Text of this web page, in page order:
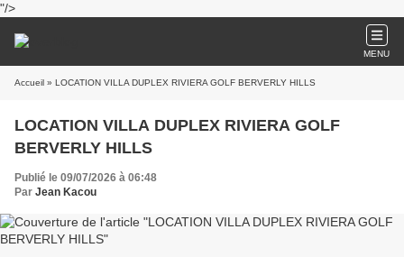
"/>
MENU
Accueil » LOCATION VILLA DUPLEX RIVIERA GOLF BERVERLY HILLS
LOCATION VILLA DUPLEX RIVIERA GOLF
BERVERLY HILLS
Publié le 09/07/2026 à 06:48
Par Jean Kacou